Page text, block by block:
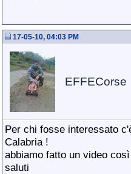
17-05-10, 04:03 PM
EFFECorse
Per chi fosse interessato
Calabria !
abbiamo fatto un video
saluti